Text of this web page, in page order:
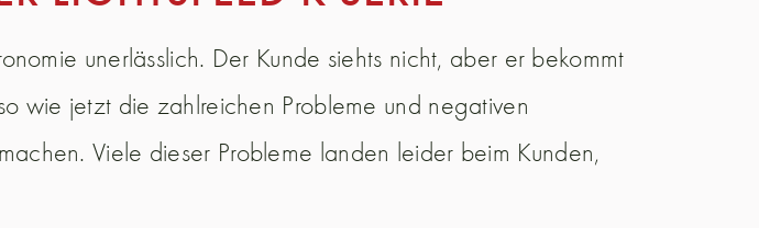
unerlässlich. Der Kunde siehts nicht, aber er bekommt
wie jetzt die zahlreichen Probleme und negativen
Viele dieser Probleme landen leider beim Kunden,